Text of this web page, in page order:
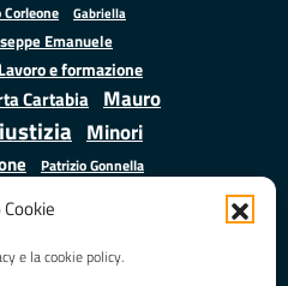
e la cookie policy.
Corleone
Gabriella
Emanuele
Lavoro e formazione
Cartabia Mauro
Minori
Patrizio Gonnella
Stefano